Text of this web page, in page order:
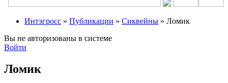
Интэгросс » Публикации » Сиквейны » Ломик
Вы не авторизованы в системе
Войти
Ломик